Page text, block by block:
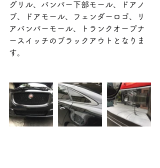
グリル、バンパー下部モール、ドアノ
ブ、ドアモール、フェンダーロゴ、リ
アバンパーモール、トランクオープナ
ースイッチのブラックアウトとなりま
す。